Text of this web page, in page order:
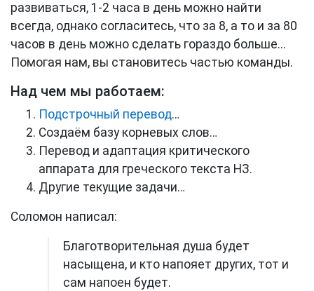
развиваться, 1-2 часа в день можно найти
всегда, однако согласитесь, что за 8, а то и за 80
часов в день можно сделать гораздо больше...
Помогая нам, вы становитесь частью команды.
Над чем мы работаем:
Подстрочный перевод…
Создаём базу корневых слов…
Перевод и адаптация критического
аппарата для греческого текста НЗ.
Другие текущие задачи…
Соломон написал:
Благотворительная душа будет
насыщена, и кто напояет других, тот и
сам напоен будет.